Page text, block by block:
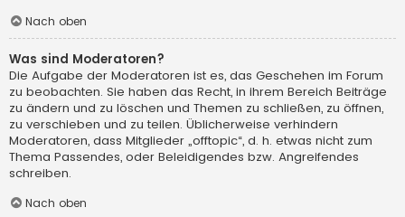
Nach oben
Was sind Moderatoren?
Die Aufgabe der Moderatoren ist es, das Geschehen im Forum
zu beobachten. Sie haben das Recht, in ihrem Bereich Beiträge
zu ändern und zu löschen und Themen zu schließen, zu öffnen,
zu verschieben und zu teilen. Üblicherweise verhindern
Moderatoren, dass Mitglieder „offtopic“, d. h. etwas nicht zum
Thema Passendes, oder Beleidigendes bzw. Angreifendes
schreiben.
Nach oben